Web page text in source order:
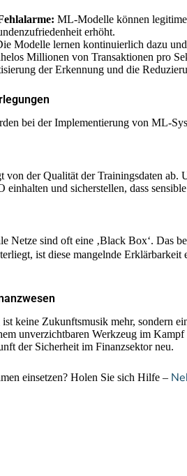
ML-Modelle können legitime
erhöht.
Modelle lernen kontinuierlich dazu und
Millionen von Transaktionen pro
der Erkennung und die
bei der Implementierung von ML-
der Qualität der Trainingsdaten ab.
und sicherstellen, dass
Netze sind oft eine ‚Black Box‘. Das
ist diese mangelnde
keine Zukunftsmusik mehr, sondern
unverzichtbaren Werkzeug im
der Sicherheit im Finanzsektor neu.
einsetzen? Holen Sie sich Hilfe –